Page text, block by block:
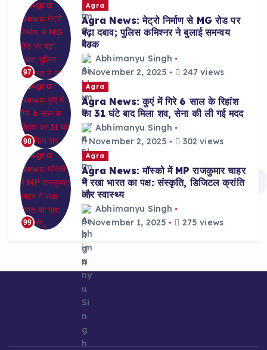
97
Agra
Agra News: मेट्रो निर्माण से MG रोड पर
बढ़ा दबाव; पुलिस कमिश्नर ने बुलाई समन्वय
बैठक
Abhimanyu Singh
November 2, 2025
247 views
98
Agra
Agra News: कुएं में गिरे 6 साल के रिहांश
का 31 घंटे बाद मिला शव, सेना की ली गई मदद
Abhimanyu Singh
November 2, 2025
302 views
99
Agra
Agra News: मॉस्को में MP राजकुमार चाहर
ने रखा भारत का पक्ष: संस्कृति, डिजिटल क्रांति
और स्वास्थ्य
Abhimanyu Singh
November 1, 2025
275 views